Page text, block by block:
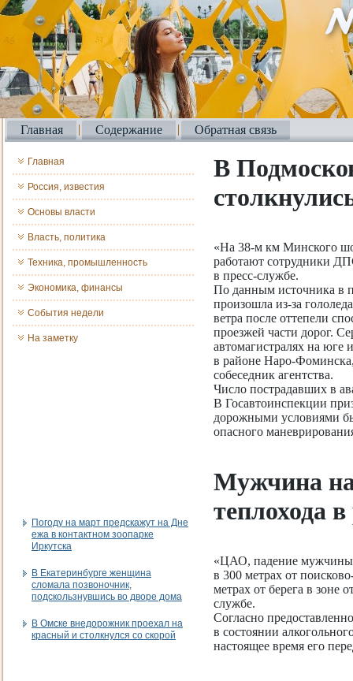
Главная Содержание Обратная связь
Главная
Россия, известия
Основы власти
Власть, политика
Техника, промышленность
Экономика, финансы
События недели
На заметку
Погоду на март предскажут на Дне
ежа в контактном зоопарке
Иркутска
В Екатеринбурге женщина
сломала позвоночник,
подскользнувшись во дворе дома
В Омске внедорожник проехал на
красный и столкнулся со скорой
В
«На 38-м км Минского
работают сотрудники
в пресс-службе.
По данным источника в
произошла из-за
ветра после оттепели
проезжей части дорог.
автомагистралях на юге
в районе Наро-
собеседник агентства.
Число пострадавших в
В Госавтоинспекции
дорожными условиями
опасного
Мужчина
теплохода
«ЦАО, падение мужчины
в 300 метрах от
метрах от берега в зоне
службе.
Согласно
в состоянии
настоящее время его